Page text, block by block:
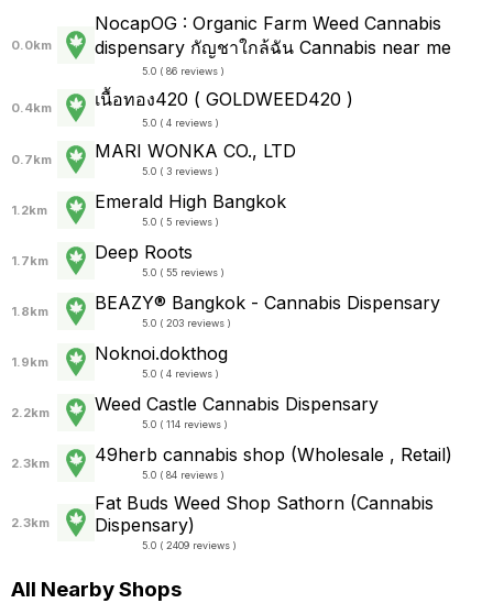
0.0km
NocapOG : Organic Farm Weed Cannabis
dispensary กัญชาใกล้ฉัน Cannabis near me
5.0 ( 86 reviews )
0.4km เนื้อทอง420 ( GOLDWEED420 )
5.0 ( 4 reviews )
0.7km MARI WONKA CO., LTD
5.0 ( 3 reviews )
1.2km Emerald High Bangkok
5.0 ( 5 reviews )
1.7km Deep Roots
5.0 ( 55 reviews )
1.8km BEAZY® Bangkok - Cannabis Dispensary
5.0 ( 203 reviews )
1.9km Noknoi.dokthog
5.0 ( 4 reviews )
2.2km Weed Castle Cannabis Dispensary
5.0 ( 114 reviews )
2.3km 49herb cannabis shop (Wholesale , Retail)
5.0 ( 84 reviews )
2.3km
Fat Buds Weed Shop​ ​Sathorn (Cannabis
Dispensary)
5.0 ( 2409 reviews )
All Nearby Shops